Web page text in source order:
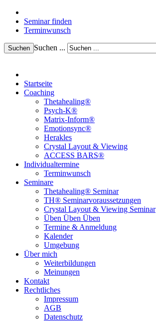
Seminar finden
Terminwunsch
Suchen Suchen ...
Startseite
Coaching
Thetahealing®
Psych-K®
Matrix-Inform®
Emotionsync®
Herakles
Crystal Layout & Viewing
ACCESS BARS®
Individualtermine
Terminwunsch
Seminare
Thetahealing® Seminar
TH® Seminarvoraussetzungen
Crystal Layout & Viewing Seminar
Üben Üben Üben
Termine & Anmeldung
Kalender
Umgebung
Über mich
Weiterbildungen
Meinungen
Kontakt
Rechtliches
Impressum
AGB
Datenschutz